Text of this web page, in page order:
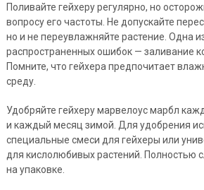
Поливайте гейхеру регулярно, но
вопросу его частоты. Не допускайте
но и не переувлажняйте растение. Одна
распространенных ошибок — заливание
Помните, что гейхера предпочитает
среду.
Удобряйте гейхеру марвелоус марбл
и каждый месяц зимой. Для удобрения
специальные смеси для гейхеры или
для кислолюбивых растений. Полностью
на упаковке.